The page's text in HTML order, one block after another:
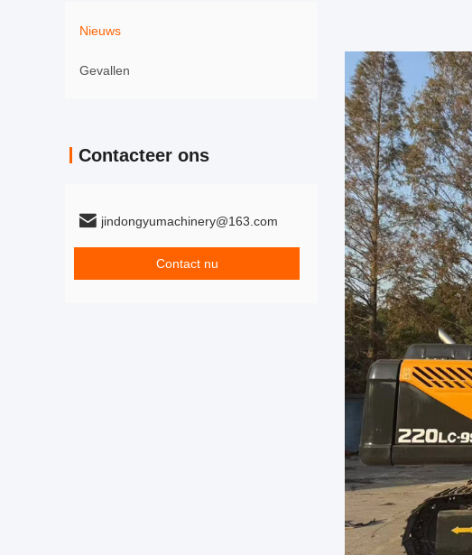
Nieuws
Gevallen
Contacteer ons
jindongyumachinery@163.com
Contact nu